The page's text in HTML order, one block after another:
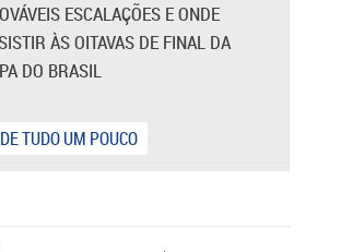
ESCALAÇÕES E ONDE
ÀS OITAVAS DE FINAL DA
DO BRASIL
TUDO UM POUCO